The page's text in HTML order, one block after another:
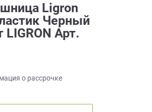
Ligron
Черный
LIGRON Арт.
о рассрочке